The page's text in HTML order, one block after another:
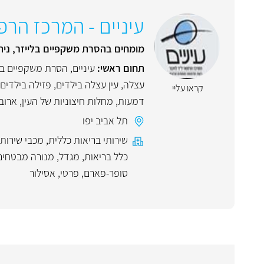
קראו עליי
עיניים - המרכז
מומחים בהסרת משקפיים בלייזר,
תחום ראשי: עיניים, הסרת משקפיים
עצלה, עין עצלה בילדים, פזילה בילדים
דמעות, מחלות חיצוניות של העין,
תל אביב יפו
שירותי בריאות כללית, מכבי
כלל בריאות, מגדל, מנורה
סופר-פארם, פרטי, אסילור